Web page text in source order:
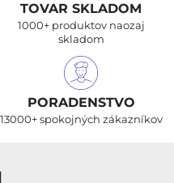
TOVAR SKLADOM
1000+ produktov naozaj
skladom
PORADENSTVO
13000+ spokojných zákazníkov